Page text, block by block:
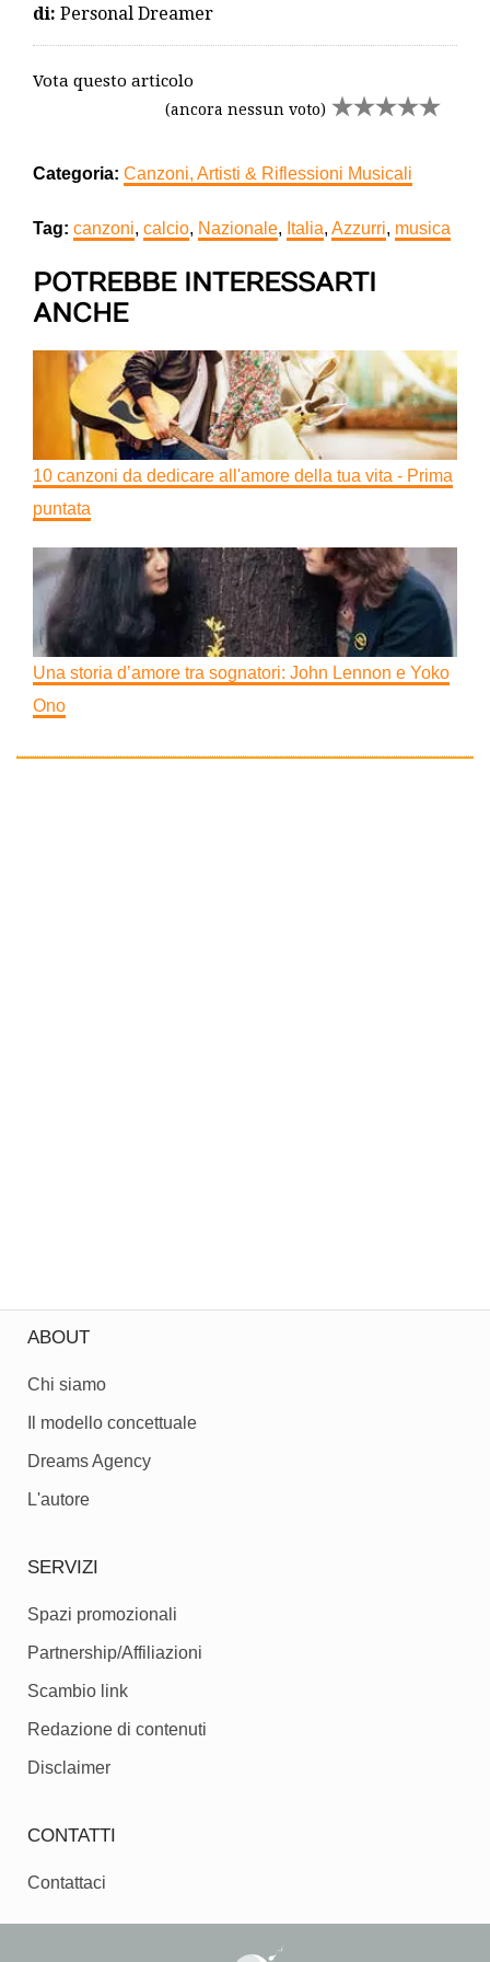
di: Personal Dreamer
Vota questo articolo
(ancora nessun voto)
Categoria: Canzoni, Artisti & Riflessioni Musicali
Tag: canzoni, calcio, Nazionale, Italia, Azzurri, musica
POTREBBE INTERESSARTI
ANCHE
10 canzoni da dedicare all'amore della tua vita - Prima
puntata
Una storia d’amore tra sognatori: John Lennon e Yoko
Ono
ABOUT
Chi siamo
Il modello concettuale
Dreams Agency
L'autore
SERVIZI
Spazi promozionali
Partnership/Affiliazioni
Scambio link
Redazione di contenuti
Disclaimer
CONTATTI
Contattaci